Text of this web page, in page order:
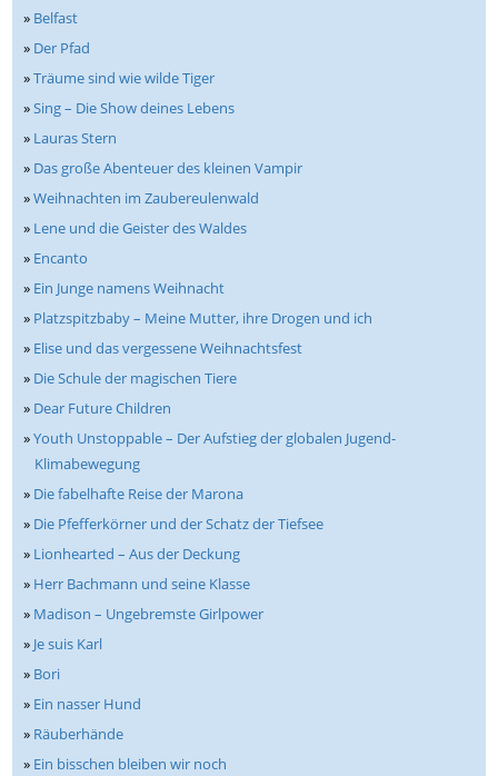
» Belfast
» Der Pfad
»Träume sind wie wilde Tiger
»Sing – Die Show deines Lebens
» Lauras Stern
» Das große Abenteuer des kleinen Vampir
»Weihnachten im Zaubereulenwald
» Lene und die Geister des Waldes
» Encanto
» Ein Junge namens Weihnacht
» Platzspitzbaby – Meine Mutter, ihre Drogen und ich
» Elise und das vergessene Weihnachtsfest
» Die Schule der magischen Tiere
» Dear Future Children
»Youth Unstoppable – Der Aufstieg der globalen Jugend-
Klimabewegung
» Die fabelhafte Reise der Marona
» Die Pfefferkörner und der Schatz der Tiefsee
» Lionhearted – Aus der Deckung
» Herr Bachmann und seine Klasse
» Madison – Ungebremste Girlpower
» Je suis Karl
» Bori
» Ein nasser Hund
» Räuberhände
» Ein bisschen bleiben wir noch